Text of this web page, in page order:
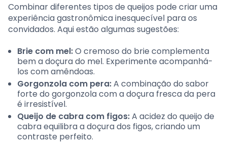
Combinar diferentes tipos de queijos pode criar uma
experiência gastronômica inesquecível para os
convidados. Aqui estão algumas sugestões:
Brie com mel:O cremoso do brie complementa
bem a doçura do mel. Experimente acompanhá-
los com amêndoas.
Gorgonzola com pera:A combinação do sabor
forte do gorgonzola com a doçura fresca da pera
é irresistível.
Queijo de cabra com figos:A acidez do queijo de
cabra equilibra a doçura dos figos, criando um
contraste perfeito.